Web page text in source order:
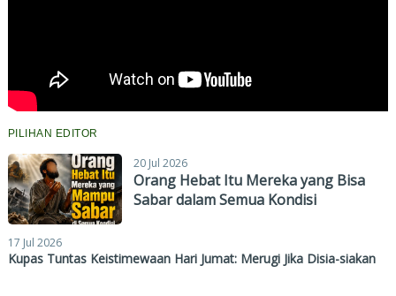
PILIHAN EDITOR
20 Jul 2026
Orang Hebat Itu Mereka yang Bisa
Sabar dalam Semua Kondisi
17 Jul 2026
Kupas Tuntas Keistimewaan Hari Jumat: Merugi Jika Disia-siakan